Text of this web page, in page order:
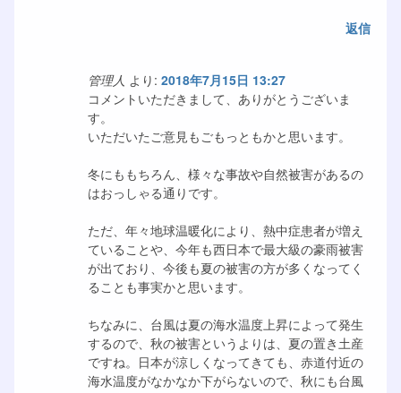
返信
管理人 より: 2018年7月15日 13:27
コメントいただきまして、ありがとうございま
す。
いただいたご意見もごもっともかと思います。
冬にももちろん、様々な事故や自然被害があるの
はおっしゃる通りです。
ただ、年々地球温暖化により、熱中症患者が増え
ていることや、今年も西日本で最大級の豪雨被害
が出ており、今後も夏の被害の方が多くなってく
ることも事実かと思います。
ちなみに、台風は夏の海水温度上昇によって発生
するので、秋の被害というよりは、夏の置き土産
ですね。日本が涼しくなってきても、赤道付近の
海水温度がなかなか下がらないので、秋にも台風